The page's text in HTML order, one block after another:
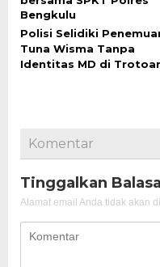
Polisi Selidiki
Tuna Wisma Tanpa
Identitas MD di Trotoar
Komentar
Tinggalkan
Alamat email Anda tidak akan